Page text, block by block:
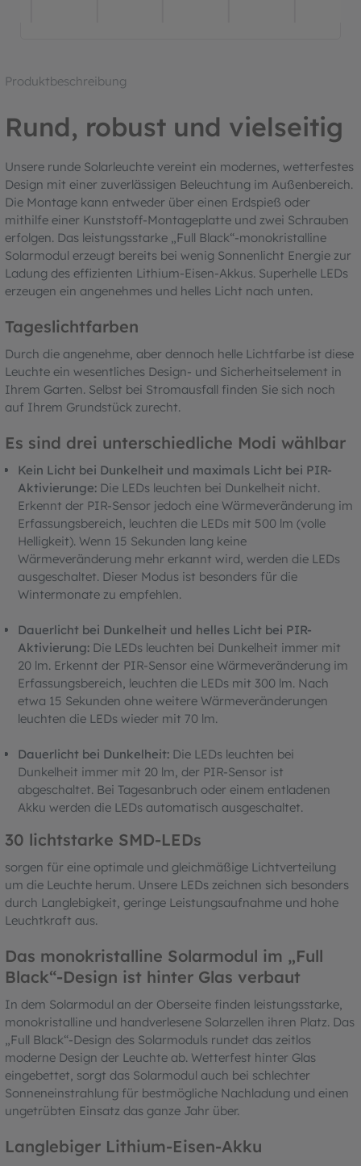
Produktbeschreibung
Rund, robust und vielseitig
Unsere runde Solarleuchte vereint ein modernes, wetterfestes
Design mit einer zuverlässigen Beleuchtung im Außenbereich.
Die Montage kann entweder über einen Erdspieß oder
mithilfe einer Kunststoff-Montageplatte und zwei Schrauben
erfolgen. Das leistungsstarke „Full Black“-monokristalline
Solarmodul erzeugt bereits bei wenig Sonnenlicht Energie zur
Ladung des effizienten Lithium-Eisen-Akkus. Superhelle LEDs
erzeugen ein angenehmes und helles Licht nach unten.
Tageslichtfarben
Durch die angenehme, aber dennoch helle Lichtfarbe ist diese
Leuchte ein wesentliches Design- und Sicherheitselement in
Ihrem Garten. Selbst bei Stromausfall finden Sie sich noch
auf Ihrem Grundstück zurecht.
Es sind drei unterschiedliche Modi wählbar
Kein Licht bei Dunkelheit und maximals Licht bei PIR-
Aktivierunge: Die LEDs leuchten bei Dunkelheit nicht.
Erkennt der PIR-Sensor jedoch eine Wärmeveränderung im
Erfassungsbereich, leuchten die LEDs mit 500 lm (volle
Helligkeit). Wenn 15 Sekunden lang keine
Wärmeveränderung mehr erkannt wird, werden die LEDs
ausgeschaltet. Dieser Modus ist besonders für die
Wintermonate zu empfehlen.
Dauerlicht bei Dunkelheit und helles Licht bei PIR-
Aktivierung: Die LEDs leuchten bei Dunkelheit immer mit
20 lm. Erkennt der PIR-Sensor eine Wärmeveränderung im
Erfassungsbereich, leuchten die LEDs mit 300 lm. Nach
etwa 15 Sekunden ohne weitere Wärmeveränderungen
leuchten die LEDs wieder mit 70 lm.
Dauerlicht bei Dunkelheit: Die LEDs leuchten bei
Dunkelheit immer mit 20 lm, der PIR-Sensor ist
abgeschaltet. Bei Tagesanbruch oder einem entladenen
Akku werden die LEDs automatisch ausgeschaltet.
30 lichtstarke SMD-LEDs
sorgen für eine optimale und gleichmäßige Lichtverteilung
um die Leuchte herum. Unsere LEDs zeichnen sich besonders
durch Langlebigkeit, geringe Leistungsaufnahme und hohe
Leuchtkraft aus.
Das monokristalline Solarmodul im „Full
Black“-Design ist hinter Glas verbaut
In dem Solarmodul an der Oberseite finden leistungsstarke,
monokristalline und handverlesene Solarzellen ihren Platz. Das
„Full Black“-Design des Solarmoduls rundet das zeitlos
moderne Design der Leuchte ab. Wetterfest hinter Glas
eingebettet, sorgt das Solarmodul auch bei schlechter
Sonneneinstrahlung für bestmögliche Nachladung und einen
ungetrübten Einsatz das ganze Jahr über.
Langlebiger Lithium-Eisen-Akku